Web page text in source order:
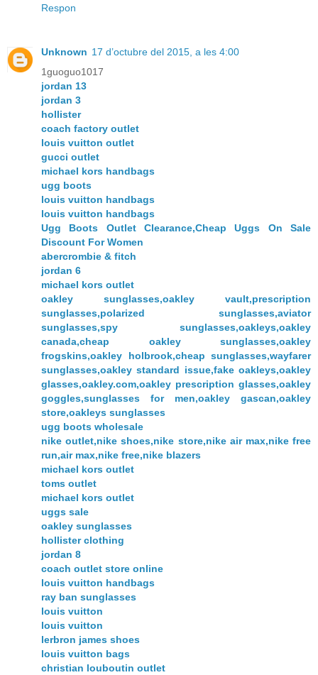
Respon
Unknown 17 d’octubre del 2015, a les 4:00
1guoguo1017
jordan 13
jordan 3
hollister
coach factory outlet
louis vuitton outlet
gucci outlet
michael kors handbags
ugg boots
louis vuitton handbags
louis vuitton handbags
Ugg Boots Outlet Clearance,Cheap Uggs On Sale
Discount For Women
abercrombie & fitch
jordan 6
michael kors outlet
oakley sunglasses,oakley vault,prescription
sunglasses,polarized sunglasses,aviator
sunglasses,spy sunglasses,oakleys,oakley
canada,cheap oakley sunglasses,oakley
frogskins,oakley holbrook,cheap sunglasses,wayfarer
sunglasses,oakley standard issue,fake oakleys,oakley
glasses,oakley.com,oakley prescription glasses,oakley
goggles,sunglasses for men,oakley gascan,oakley
store,oakleys sunglasses
ugg boots wholesale
nike outlet,nike shoes,nike store,nike air max,nike free
run,air max,nike free,nike blazers
michael kors outlet
toms outlet
michael kors outlet
uggs sale
oakley sunglasses
hollister clothing
jordan 8
coach outlet store online
louis vuitton handbags
ray ban sunglasses
louis vuitton
louis vuitton
lerbron james shoes
louis vuitton bags
christian louboutin outlet